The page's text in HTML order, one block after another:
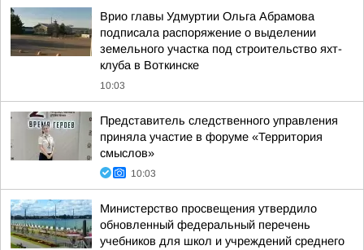
Врио главы Удмуртии Ольга Абрамова
подписала распоряжение о выделении
земельного участка под строительство яхт-
клуба в Воткинске
10:03
Представитель следственного управления
приняла участие в форуме «Территория
смыслов»
10:03
Министерство просвещения утвердило
обновленный федеральный перечень
учебников для школ и учреждений среднего